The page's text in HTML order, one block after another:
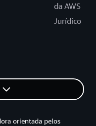
da AWS
Jurídico
orientada pelos